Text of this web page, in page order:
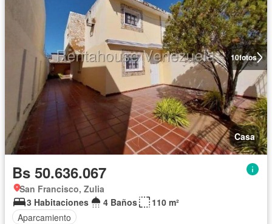
10fotos
Casa
Bs 50.636.067
San Francisco, Zulia
3 Habitaciones
4 Baños
110 m²
Aparcamiento